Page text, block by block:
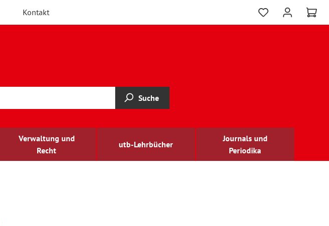
Kontakt
Suche
Verwaltung und
Recht
utb-Lehrbücher
Journals und
Periodika